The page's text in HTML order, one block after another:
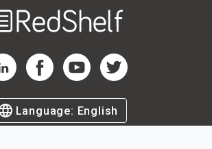
LinkedIn Page
RedShelf Facebook Page
RedShelf YouTube Page
RedShelf Twitter Page
Language: English